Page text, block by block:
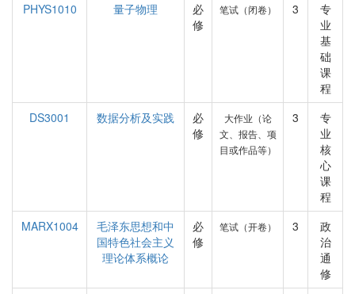
PHYS1010
量子物理
必
修
笔试（闭卷） 3
专
业
基
础
课
程
DS3001
数据分析及实践
必
修
大作业（论
文、报告、项
目或作品等）
3
专
业
核
心
课
程
MARX1004
毛泽东思想和中
国特色社会主义
理论体系概论
必
修
笔试（开卷） 3
政
治
通
修